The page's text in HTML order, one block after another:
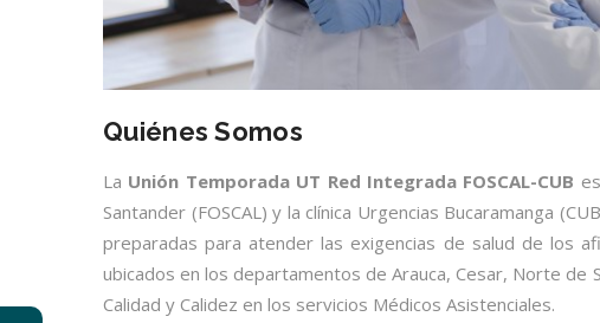
Quiénes Somos
La Unión Temporada UT Red Integrada FOSCAL-CUB
Santander (FOSCAL) y la clínica Urgencias Bucaramanga
preparadas para atender las exigencias de salud de los
ubicados en los departamentos de Arauca, Cesar, Norte de
Calidad y Calidez en los servicios Médicos Asistenciales.